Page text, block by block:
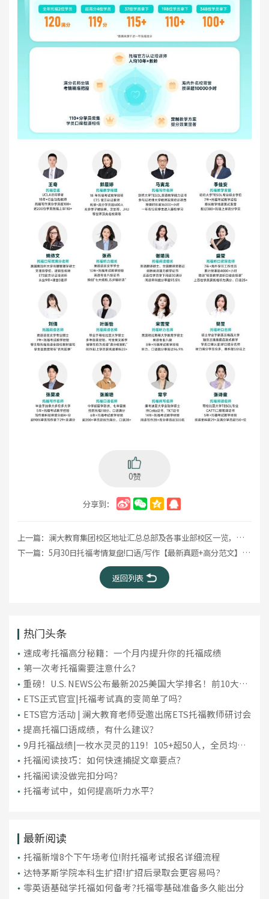
0赞
分享到：
上一篇： 澜大教育集团校区地址汇总总部及各事业部校区一览，选择离你最近的学习中心!
下一篇： 5月30日托福考情复盘!口语/写作【最新真题+高分范文】全汇总
返回列表
热门头条
​速成考托福高分秘籍：一个月内提升你的托福成绩
第一次考托福需要注意什么？
重磅！U.S. NEWS公布最新2025美国大学排名！前10大洗
牌，纽大重回TOP30！
ETS正式官宣|托福考试真的变简单了吗？
ETS官方活动 | 澜大教育老师受邀出席ETS托福教师研讨会
提高托福口语成绩，有什么建议？
9月托福战绩|一枚水灵灵的119！105+超50人，全员均分
破百！
托福阅读技巧：如何快速捕捉文章要点？
托福阅读没做完扣分吗？
托福考试中，如何提高听力水平？
最新阅读
托福新增8个下午场考位!附托福考试报名详细流程
达特茅斯学院本科生扩招!扩招后录取会更容易吗?
零英语基础学托福如何备考?托福零基础准备多久能出分